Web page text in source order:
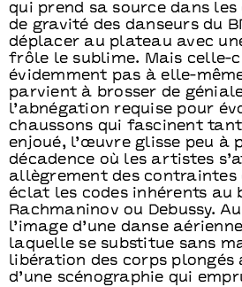
qui prend sa source dans
de gravité des danseurs du
déplacer au plateau avec
frôle le sublime. Mais celle-
évidemment pas à elle-
parvient à brosser de
l’abnégation requise pour
chaussons qui fascinent
enjoué, l’œuvre glisse peu à
décadence où les artistes
allègrement des
éclat les codes inhérents au
Rachmaninov ou Debussy.
l’image d’une danse
laquelle se substitue sans
libération des corps plongés
d’une scénographie qui